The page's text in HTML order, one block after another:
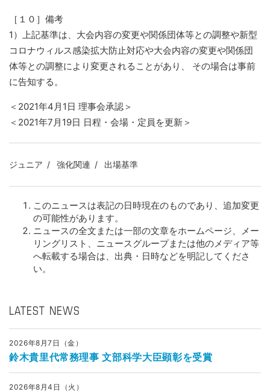
［１０］備考
1）上記基準は、大会内容の変更や関係団体等との調整や新型
コロナウィルス感染拡大防止対応や大会内容の変更や関係団
体等との調整により変更されることがあり、 その場合は事前
に告知する。
＜2021年4月1日 理事会承認＞
＜2021年7月19日 日程・会場・定員を更新＞
ジュニア 強化関連 出場基準
このニュースは表記の日時現在のものであり、追加変更
の可能性があります。
ニュースの全文または一部の文章をホームページ、メー
リングリスト、ニュースグループまたは他のメディア等
へ転載する場合は、出典・日時などを明記してくださ
い。
LATEST NEWS
2026年8月7日（金）
鈴木貴里代常務理事 文部科学大臣顕彰を受賞
2026年8月4日（火）